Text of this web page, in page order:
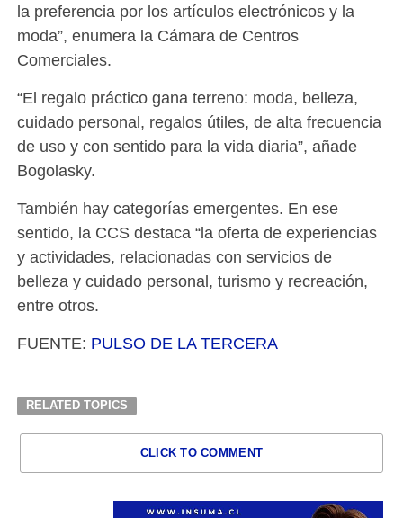
la preferencia por los artículos electrónicos y la
moda”, enumera la Cámara de Centros
Comerciales.
“El regalo práctico gana terreno: moda, belleza,
cuidado personal, regalos útiles, de alta frecuencia
de uso y con sentido para la vida diaria”, añade
Bogolasky.
También hay categorías emergentes. En ese
sentido, la CCS destaca “la oferta de experiencias
y actividades, relacionadas con servicios de
belleza y cuidado personal, turismo y recreación,
entre otros.
FUENTE: PULSO DE LA TERCERA
RELATED TOPICS
CLICK TO COMMENT